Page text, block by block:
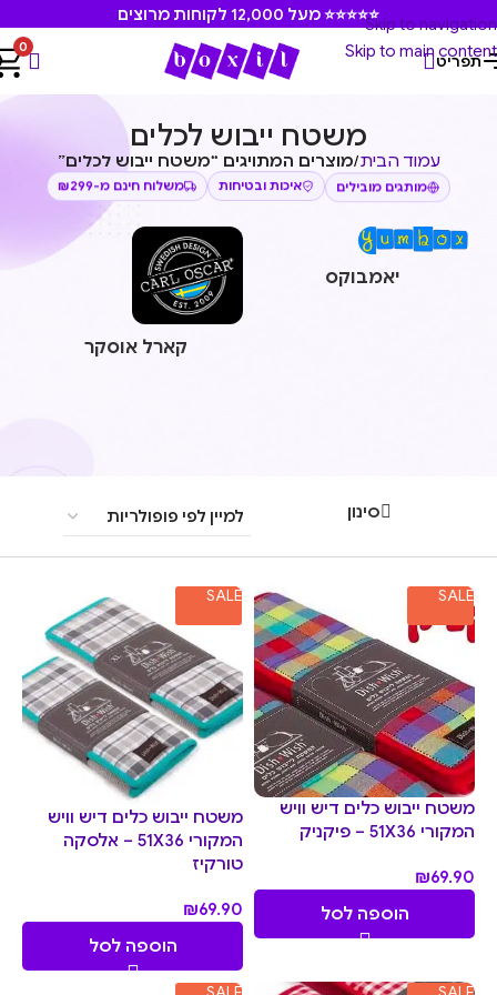
Skip to navigation
Skip to main content
⭐⭐⭐⭐⭐ מעל 12,000 לקוחות מרוצים
תפריט
0
משטח ייבוש לכלים
עמוד הבית/מוצרים המתויגים “משטח ייבוש לכלים”
מותגים מובילים איכות ובטיחות משלוח חינם מ-₪299
יאמבוקס
קארל אוסקר
סינון
SALE
משטח ייבוש כלים דיש וויש
המקורי 51X36 – פיקניק
₪69.90
הוספה לסל
SALE
משטח ייבוש כלים דיש וויש
המקורי 51X36 – אלסקה
טורקיז
₪69.90
הוספה לסל